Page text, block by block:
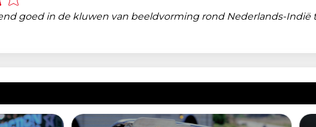
goed in de kluwen van beeldvorming rond Nederlands-Indië